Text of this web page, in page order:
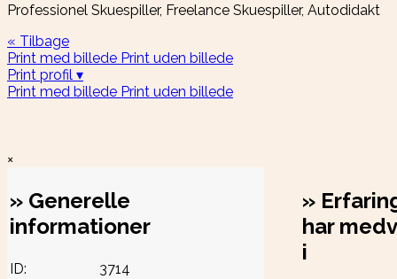
Professionel Skuespiller, Freelance Skuespiller, Autodidakt
« Tilbage
Print med billede Print uden billede
Print profil ▾
Print med billede Print uden billede
×
» Generelle
informationer
ID: 3714
»
har
i